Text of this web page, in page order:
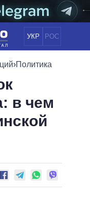
УКР РОС
›Политика
в чем